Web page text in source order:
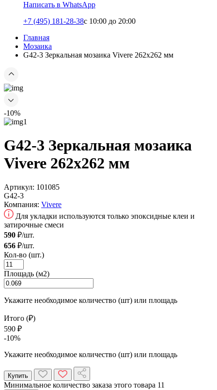
Написать в WhatsApp
+7 (495) 181-28-38c 10:00 до 20:00
Главная
Мозаика
G42-3 Зеркальная мозаика Vivere 262x262 мм
-10%
G42-3 Зеркальная мозаика
Vivere 262x262 мм
Артикул: 101085
G42-3
Компания: Vivere
Для укладки используются только эпоксидные клеи и
затирочные смеси
590 ₽/шт.
656 ₽/шт.
Кол-во (шт.)
Площадь (м2)
Укажите необходимое количество (шт) или площадь
Итого (₽)
590 ₽
-10%
Укажите необходимое количество (шт) или площадь
Купить
Минимальное количество заказа этого товара 11